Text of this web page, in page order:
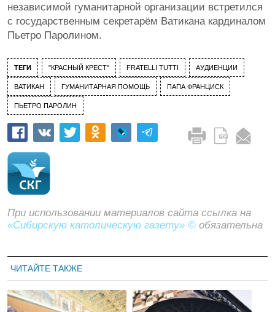
независимой гуманитарной организации встретился
с государственным секретарём Ватикана кардиналом
Пьетро Паролином.
ТЕГИ "КРАСНЫЙ КРЕСТ" FRATELLI TUTTI АУДИЕНЦИИ
ВАТИКАН ГУМАНИТАРНАЯ ПОМОЩЬ ПАПА ФРАНЦИСК
ПЬЕТРО ПАРОЛИН
При использовании материалов сайта ссылка на
«Сибирскую католическую газету» © обязательна
ЧИТАЙТЕ ТАКЖЕ